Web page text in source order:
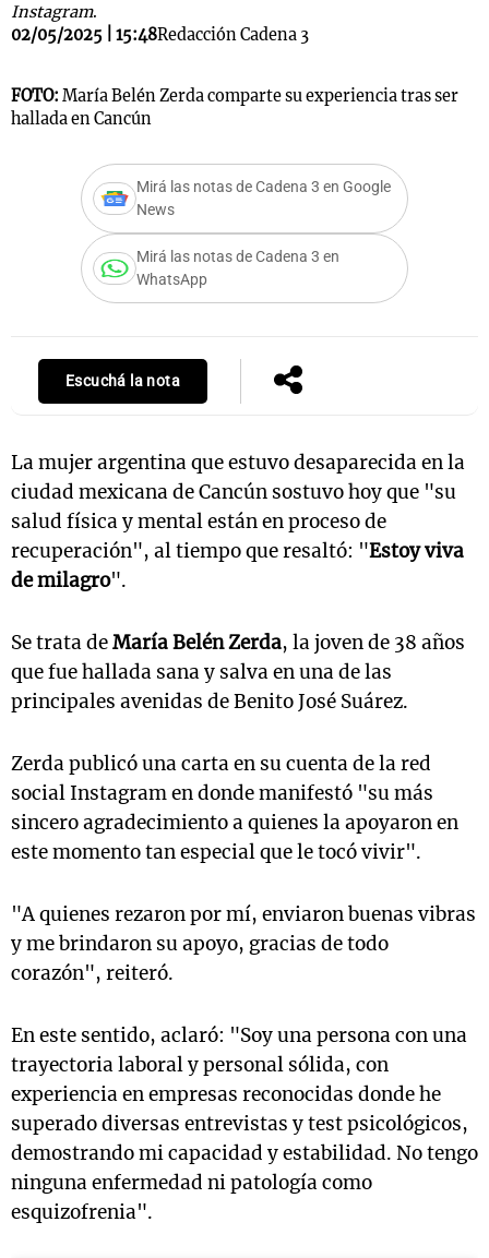
Instagram.
02/05/2025 | 15:48Redacción Cadena 3
FOTO: María Belén Zerda comparte su experiencia tras ser
hallada en Cancún
Mirá las notas de Cadena 3 en Google
News
Mirá las notas de Cadena 3 en
WhatsApp
Escuchá la nota
La mujer argentina que estuvo desaparecida en la
ciudad mexicana de Cancún sostuvo hoy que "su
salud física y mental están en proceso de
recuperación", al tiempo que resaltó: "Estoy viva
de milagro".
Se trata deMaría Belén Zerda, la joven de 38 años
que fue hallada sana y salva en una de las
principales avenidas de Benito José Suárez.
Zerda publicó una carta en su cuenta de la red
social Instagram en donde manifestó "su más
sincero agradecimiento a quienes la apoyaron en
este momento tan especial que le tocó vivir".
"A quienes rezaron por mí, enviaron buenas vibras
y me brindaron su apoyo, gracias de todo
corazón", reiteró.
En este sentido, aclaró: "Soy una persona con una
trayectoria laboral y personal sólida, con
experiencia en empresas reconocidas donde he
superado diversas entrevistas y test psicológicos,
demostrando mi capacidad y estabilidad. No tengo
ninguna enfermedad ni patología como
esquizofrenia".
Notas
Mundial 2026